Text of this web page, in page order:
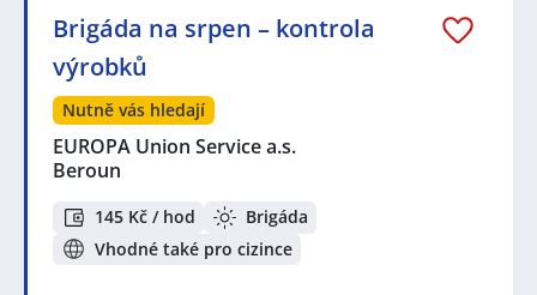
Brigáda na srpen – kontrola
výrobků
Nutně vás hledají
EUROPA Union Service a.s.
Beroun
145 Kč / hod
Brigáda
Vhodné také pro cizince